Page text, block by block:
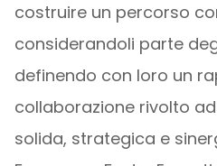
costruire un percorso
considerandoli parte
definendo con loro un
collaborazione rivolto
solida, strategica e